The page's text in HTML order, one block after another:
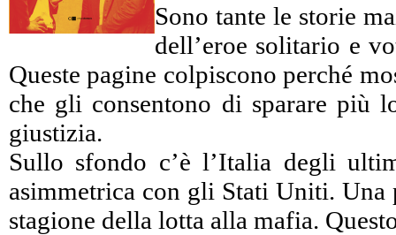
Sono tante le storie
dell’eroe solitario e
Queste pagine colpiscono perché
che gli consentono di sparare più
giustizia.
Sullo sfondo c’è l’Italia degli
asimmetrica con gli Stati Uniti. Una
stagione della lotta alla mafia.